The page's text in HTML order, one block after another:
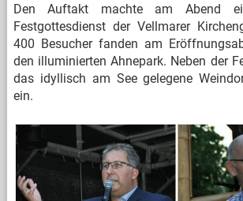
Den Auftakt machte am Abend
Festgottesdienst der Vellmarer
400 Besucher fanden am
den illuminierten Ahnepark. Neben der
das idyllisch am See gelegene
ein.